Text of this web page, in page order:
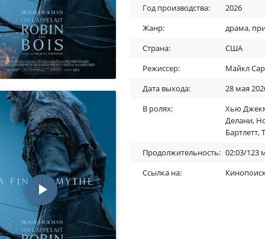
Год производства:
2026
Жанр:
драма,
Страна:
США
Режиссер:
Майкл
Дата выхода:
28 мая
В ролях:
Хью
Делани,
Бартлетт,
Продолжительность: 02:03/123
Ссылка на: